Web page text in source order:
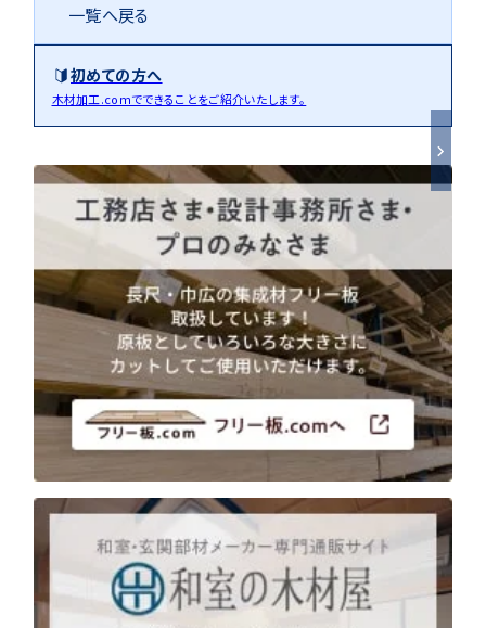
種類・樹種・用途から選ぶ
樹種一覧 用途などから選
取扱木材と選び方
集成材（積層材）
無垢材
白ポリ
平面加工 断面加工
塗装
木材加工講座 製作工程とこだわり
ご利用ガイド
初めての方へ
ご注文から商品到着までの流れ
お見積もり・ご注文方法について
変更・キャンセル・返品・交換について
納期・配送について
送料について
施工・制作事例
施工・制作事例TOP 工場製作事例
テーブル・机 オーディオ関連
造作材・枠材 階段
プレート・表札 子ども・孫のためのDIY
お客様の声
会社情報
会社概要 新着情報
関連商品
Tel. 0584-33-2070
営業時間 9:00〜17:00（土日祝 定休）
©2025 mokuzaikako.com All Rights Reserved.
一覧へ戻る
初めての方へ
木材加工.comでできることをご紹介いたします。